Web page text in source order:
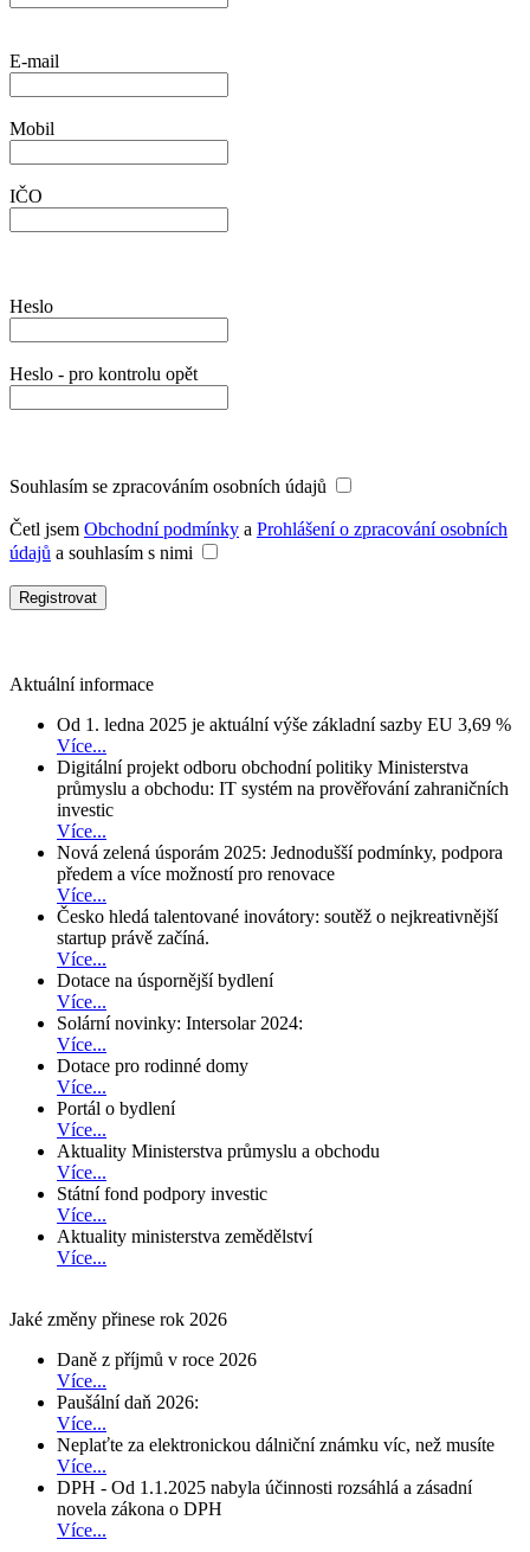
E-mail
Mobil
IČO
Heslo
Heslo - pro kontrolu opět
Souhlasím se zpracováním osobních údajů
Četl jsem Obchodní podmínky a Prohlášení o zpracování osobních
údajů a souhlasím s nimi
Aktuální informace
Od 1. ledna 2025 je aktuální výše základní sazby EU 3,69 %
Více...
Digitální projekt odboru obchodní politiky Ministerstva
průmyslu a obchodu: IT systém na prověřování zahraničních
investic
Více...
Nová zelená úsporám 2025: Jednodušší podmínky, podpora
předem a více možností pro renovace
Více...
Česko hledá talentované inovátory: soutěž o nejkreativnější
startup právě začíná.
Více...
Dotace na úspornější bydlení
Více...
Solární novinky: Intersolar 2024:
Více...
Dotace pro rodinné domy
Více...
Portál o bydlení
Více...
Aktuality Ministerstva průmyslu a obchodu
Více...
Státní fond podpory investic
Více...
Aktuality ministerstva zemědělství
Více...
Jaké změny přinese rok 2026
Daně z příjmů v roce 2026
Více...
Paušální daň 2026:
Více...
Neplaťte za elektronickou dálniční známku víc, než musíte
Více...
DPH - Od 1.1.2025 nabyla účinnosti rozsáhlá a zásadní
novela zákona o DPH
Více...